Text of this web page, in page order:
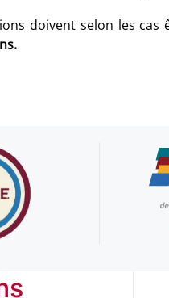
doivent selon les cas